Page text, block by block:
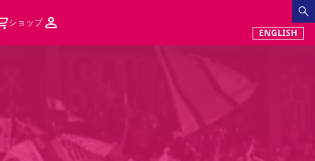
ショップ
ENGLISH